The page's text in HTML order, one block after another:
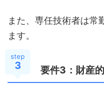
また、専任技術者は常
ます。
step
3 要件3：財産